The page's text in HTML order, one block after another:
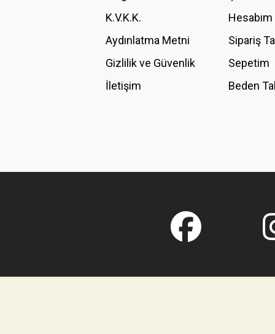
Bu ürüne benzer farklı alternatifler olmalı.
K.V.K.K.
Aydınlatma Metni
Gizlilik ve Güvenlik
İletişim
Hesabım
Sipariş
Sepetim
Beden